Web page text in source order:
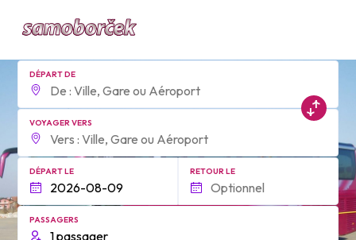
DÉPART DE
VOYAGER VERS
DÉPART LE RETOUR LE
PASSAGERS